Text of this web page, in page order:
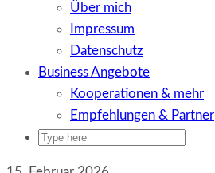
Über mich
Impressum
Datenschutz
Business Angebote
Kooperationen & mehr
Empfehlungen & Partner